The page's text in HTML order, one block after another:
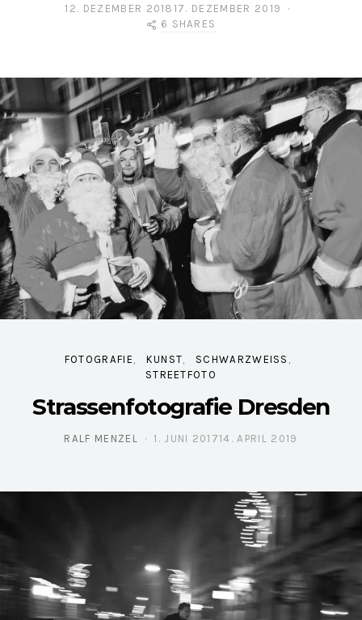
POSTED ON
12. DEZEMBER 2018 17. DEZEMBER 2019
6 SHARES
FOTOGRAFIE KUNST
SCHWARZWEISS
STREETFOTO
Strassenfotografie Dresden
RALF MENZEL
POSTED ON
1. JUNI 201714. APRIL 2019